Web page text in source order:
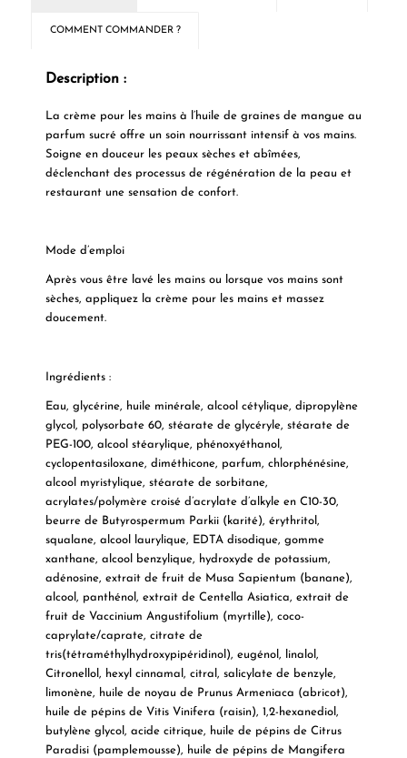
COMMENT COMMANDER ?
Description :
La crème pour les mains à l’huile de graines de mangue au
parfum sucré offre un soin nourrissant intensif à vos mains.
Soigne en douceur les peaux sèches et abîmées,
déclenchant des processus de régénération de la peau et
restaurant une sensation de confort.
Mode d’emploi
Après vous être lavé les mains ou lorsque vos mains sont
sèches, appliquez la crème pour les mains et massez
doucement.
Ingrédients:
Eau, glycérine, huile minérale, alcool cétylique, dipropylène
glycol, polysorbate 60, stéarate de glycéryle, stéarate de
PEG-100, alcool stéarylique, phénoxyéthanol,
cyclopentasiloxane, diméthicone, parfum, chlorphénésine,
alcool myristylique, stéarate de sorbitane,
acrylates/polymère croisé d’acrylate d’alkyle en C10-30,
beurre de Butyrospermum Parkii (karité), érythritol,
squalane, alcool laurylique, EDTA disodique, gomme
xanthane, alcool benzylique, hydroxyde de potassium,
adénosine, extrait de fruit de Musa Sapientum (banane),
alcool, panthénol, extrait de Centella Asiatica, extrait de
fruit de Vaccinium Angustifolium (myrtille), coco-
caprylate/caprate, citrate de
tris(tétraméthylhydroxypipéridinol), eugénol, linalol,
Citronellol, hexyl cinnamal, citral, salicylate de benzyle,
limonène, huile de noyau de Prunus Armeniaca (abricot),
huile de pépins de Vitis Vinifera (raisin), 1,2-hexanediol,
butylène glycol, acide citrique, huile de pépins de Citrus
Paradisi (pamplemousse), huile de pépins de Mangifera